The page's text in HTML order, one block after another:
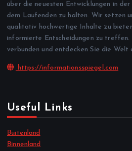
über die neuesten Entwicklungen in
dem Laufenden zu halten. Wir setzen
qualitativ hochwertige Inhalte zu
informierte Entscheidungen zu treffen.
verbunden und entdecken Sie die
https://informationsspiegel.com
Useful Links
Buitenland
Binnenland